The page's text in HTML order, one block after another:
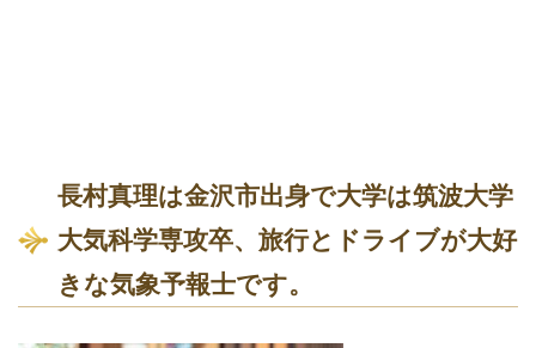
長村真理は金沢市出身で大学は筑波大学
大気科学専攻卒、旅行とドライブが大好
きな気象予報士です。